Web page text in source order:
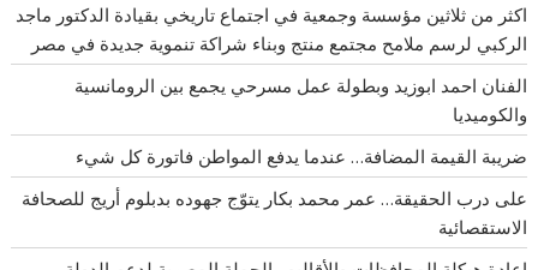
اكثر من ثلاثين مؤسسة وجمعية في اجتماع تاريخي بقيادة الدكتور ماجد
الركبي لرسم ملامح مجتمع منتج وبناء شراكة تنموية جديدة في مصر
الفنان احمد ابوزيد وبطولة عمل مسرحي يجمع بين الرومانسية
والكوميديا
ضريبة القيمة المضافة… عندما يدفع المواطن فاتورة كل شيء
على درب الحقيقة… عمر محمد بكار يتوّج جهوده بدبلوم أريج للصحافة
الاستقصائية